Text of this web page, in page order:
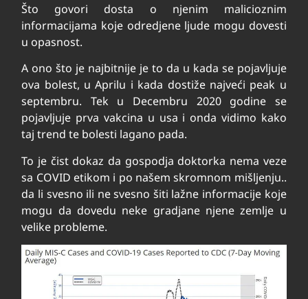
Što govori dosta o njenim malicioznim
informacijama koje odredjene ljude mogu dovesti
u opasnost.
A ono što je najbitnije je to da u kada se pojavljuje
ova bolest, u Aprilu i kada dostiže najveći peak u
septembru. Tek u Decembru 2020 godine se
pojavljuje prva vakcina u usa i onda vidimo kako
taj trend te bolesti lagano pada.
To je čist dokaz da gospodja doktorka nema veze
sa COVID etikom i po našem skromnom mišljenju..
da li svesno ili ne svesno šiti lažne informacije koje
mogu da dovedu neke gradjane njene zemlje u
velike probleme.